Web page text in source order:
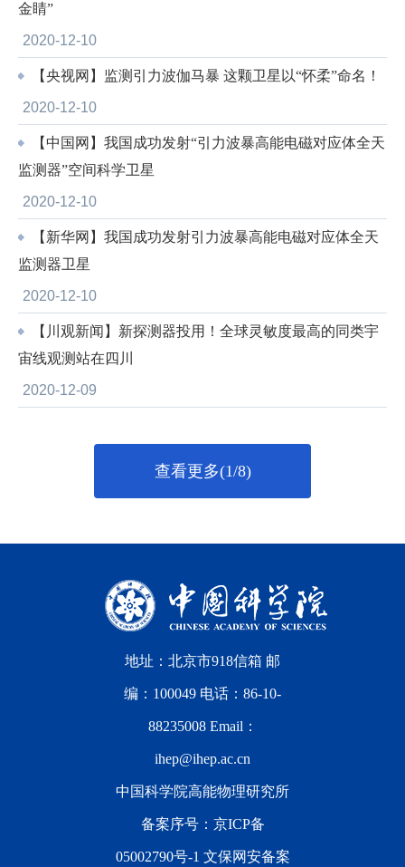
金睛”
2020-12-10
【央视网】监测引力波伽马暴 这颗卫星以“怀柔”命名！
2020-12-10
【中国网】我国成功发射“引力波暴高能电磁对应体全天
监测器”空间科学卫星
2020-12-10
【新华网】我国成功发射引力波暴高能电磁对应体全天
监测器卫星
2020-12-10
【川观新闻】新探测器投用！全球灵敏度最高的同类宇
宙线观测站在四川
2020-12-09
查看更多(1/8)
地址：北京市918信箱 邮
编：100049 电话：86-10-
88235008 Email：
ihep@ihep.ac.cn
中国科学院高能物理研究所
备案序号： 京ICP备
05002790号-1 文保网安备案